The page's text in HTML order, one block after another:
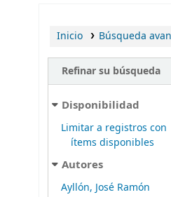
Inicio Búsqueda
Refinar su búsqueda
Disponibilidad
Limitar a registros con
ítems disponibles
Autores
Ayllón, José Ramón